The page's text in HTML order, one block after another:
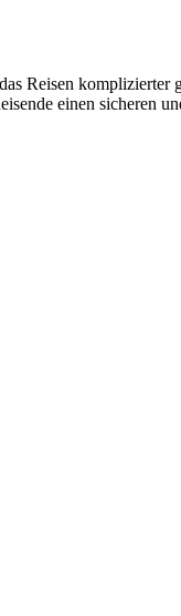
Reisen komplizierter
einen sicheren